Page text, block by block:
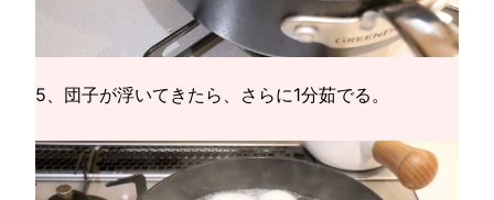
5、団子が浮いてきたら、さらに1分茹でる。